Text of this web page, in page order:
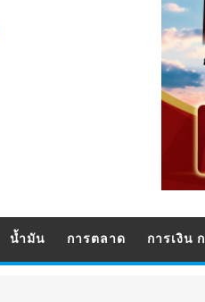
น้ำมัน การตลาด การเงิน